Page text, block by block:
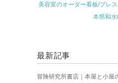
美容室のオーダー看板/ブレ
本県和水
最新記事
冒険研究所書店｜本屋と小屋